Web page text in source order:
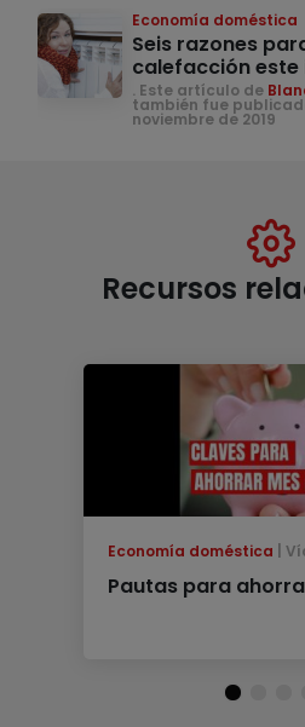
Economía doméstica
Seis razones
calefacción este
. Este artículo de
también fue
noviembre de 2019
Recursos
Economía doméstica
Pautas para